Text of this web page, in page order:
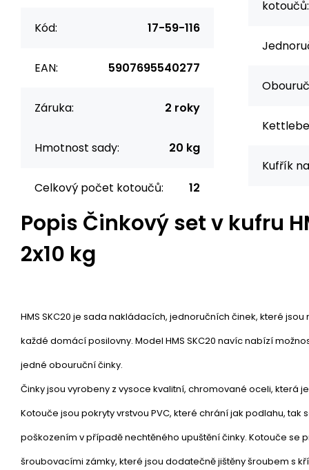
Kód: 17-59-116
EAN: 5907695540277
Záruka: 2 roky
Hmotnost sady: 20 kg
Celkový počet kotoučů: 12
kotoučů:
Kufřík
Popis Činkový set v kufru
2x10 kg
HMS SKC20 je sada nakládacích, jednoručních činek, které
každé domácí posilovny. Model HMS SKC20 navíc nabízí
jedné obouruční činky.
Činky jsou vyrobeny z vysoce kvalitní, chromované oceli, která
Kotouče jsou pokryty vrstvou PVC, které chrání jak podlahu,
poškozením v případě nechtěného upuštění činky. Kotouče se
šroubovacími zámky, které jsou dodatečně jištěny šroubem s